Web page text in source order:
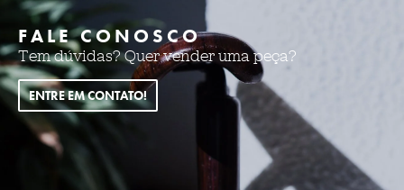
FALE CONOSCO
Tem dúvidas? Quer vender uma peça?
ENTRE EM CONTATO!